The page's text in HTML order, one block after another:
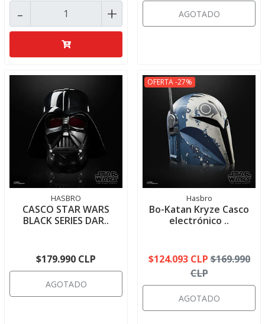
+
- AGOTADO
HASBRO
CASCO STAR WARS
BLACK SERIES DAR..
$179.990 CLP
AGOTADO
OFERTA -27%
Hasbro
Bo-Katan Kryze Casco
electrónico ..
$124.093 CLP $169.990
CLP
AGOTADO